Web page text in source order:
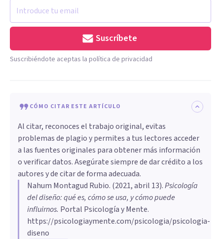
Suscríbete
Suscribiéndote aceptas la política de privacidad
CÓMO CITAR ESTE ARTÍCULO
Al citar, reconoces el trabajo original, evitas
problemas de plagio y permites a tus lectores acceder
a las fuentes originales para obtener más información
o verificar datos. Asegúrate siempre de dar crédito a los
autores y de citar de forma adecuada.
Nahum Montagud Rubio. (2021, abril 13).Psicología
del diseño: qué es, cómo se usa, y cómo puede
influirnos. Portal Psicología y Mente.
https://psicologiaymente.com/psicologia/psicologia-
diseno